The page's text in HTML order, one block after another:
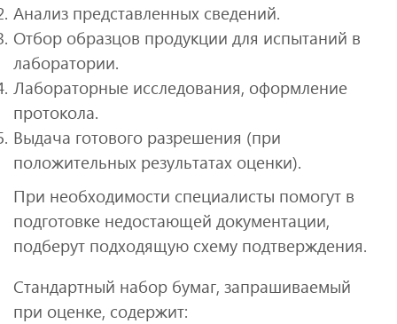
Анализ представленных сведений.
Отбор образцов продукции для испытаний в
лаборатории.
Лабораторные исследования, оформление
протокола.
Выдача готового разрешения (при
положительных результатах оценки).
При необходимости специалисты помогут в
подготовке недостающей документации,
подберут подходящую схему подтверждения.
Стандартный набор бумаг, запрашиваемый
при оценке, содержит: